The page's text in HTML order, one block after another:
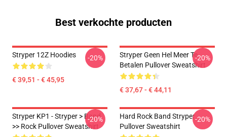
Best verkochte producten
Stryper 12Z Hoodies
€ 39,51 - € 45,95
-20%
Stryper Geen Hel Meer Te
Betalen Pullover Sweatshirt
€ 37,67 - € 44,11
-20%
Stryper KP1 - Stryper > Band
>> Rock Pullover Sweatshirt
-20%
Hard Rock Band Stryper
Pullover Sweatshirt
-20%